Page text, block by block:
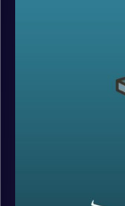
בתוכו את כל
דיפלומטיה
כדי